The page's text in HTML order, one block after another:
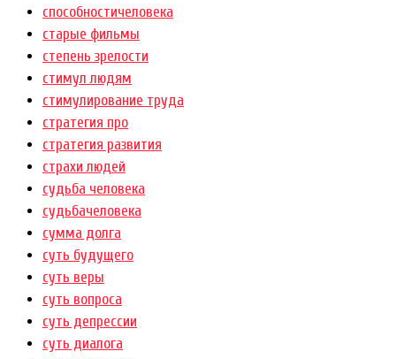
способностичеловека
старые фильмы
степень зрелости
стимул людям
стимулирование труда
стратегия про
стратегия развития
страхи людей
судьба человека
судьбачеловека
сумма долга
суть будущего
суть веры
суть вопроса
суть депрессии
суть диалога